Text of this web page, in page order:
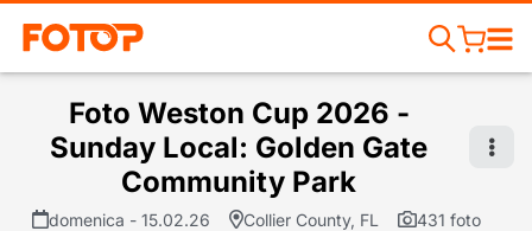
Foto Weston Cup 2026 -
Sunday Local: Golden Gate
Community Park
domenica - 15.02.26 Collier County, FL
431 foto